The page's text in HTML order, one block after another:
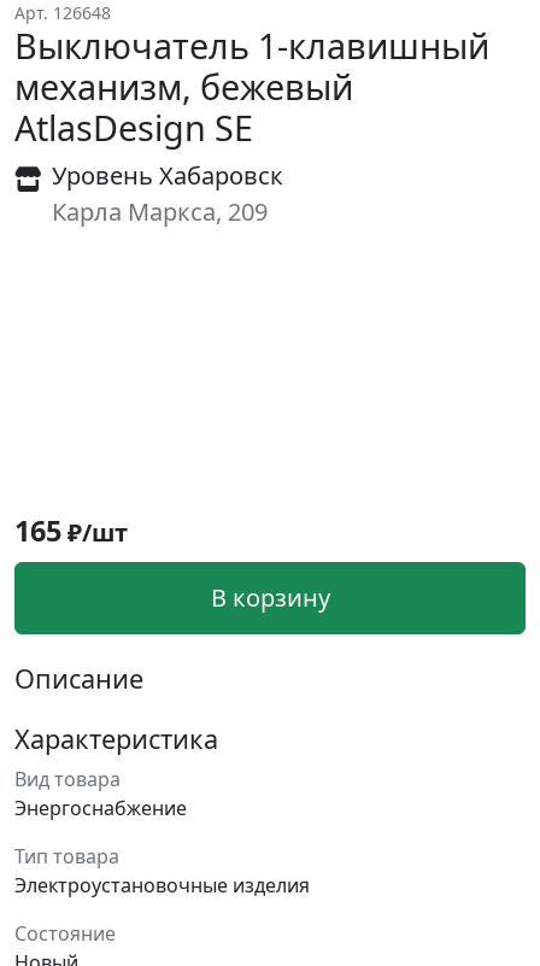
Арт. 126648
Выключатель 1-клавишный
механизм, бежевый
AtlasDesign SE
Уровень Хабаровск
Карла Маркса, 209
165₽/шт
В корзину
Описание
Характеристика
Вид товара
Энергоснабжение
Тип товара
Электроустановочные изделия
Состояние